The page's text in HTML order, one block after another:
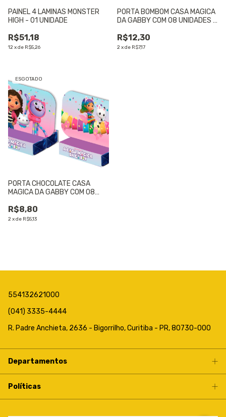
PAINEL 4 LAMINAS MONSTER
HIGH - 01 UNIDADE
R$51,18
12xde R$5,26
PORTA BOMBOM CASA MAGICA
DA GABBY COM 08 UNIDADES -
R$12,30
2xde R$7,17
ESGOTADO
PORTA CHOCOLATE CASA
MAGICA DA GABBY COM 08
R$8,80
2xde R$5,13
554132621000
(041) 3335-4444
R. Padre Anchieta, 2636 - Bigorrilho, Curitiba - PR, 80730-000
Departamentos
Políticas